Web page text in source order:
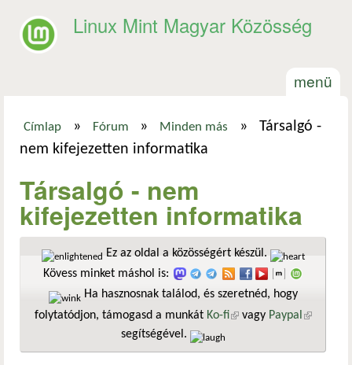
Linux Mint Magyar Közösség
menü
Jelenlegi hely
Címlap » Fórum » Minden más »
Társalgó -
nem kifejezetten informatika
Társalgó - nem
kifejezetten informatika
Ez az oldal a közösségért készül.
Kövess minket máshol is:
Ha hasznosnak találod, és szeretnéd, hogy
folytatódjon, támogasd a munkát Ko-fi(külső hivatkozás)
vagy Paypal
segítségével.